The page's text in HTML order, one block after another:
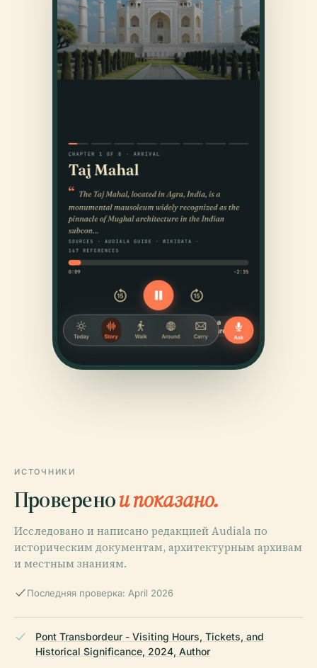
ИСТОЧНИКИ
Проверенои показано.
Исследовано и написано редакцией Audiala по
историческим документам, архитектурным архивам
и местным знаниям.
Последняя проверка: April 2026
Pont Transbordeur - Visiting Hours, Tickets, and
Historical Significance, 2024, Author